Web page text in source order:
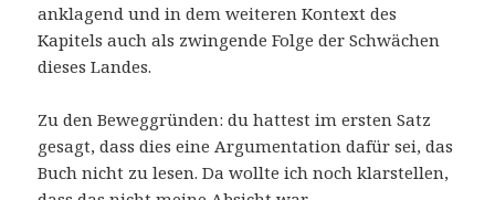
anklagend und in dem weiteren Kontext des
Kapitels auch als zwingende Folge der Schwächen
dieses Landes.
Zu den Beweggründen: du hattest im ersten Satz
gesagt, dass dies eine Argumentation dafür sei, das
Buch nicht zu lesen. Da wollte ich noch klarstellen,